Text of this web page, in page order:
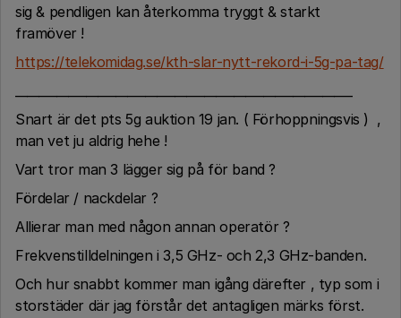
sig & pendligen kan återkomma tryggt & starkt
framöver !
https://telekomidag.se/kth-slar-nytt-rekord-i-5g-pa-tag/
Snart är det pts 5g auktion 19 jan. ( Förhoppningsvis ) ,
man vet ju aldrig hehe !
Vart tror man 3 lägger sig på för band ?
Fördelar / nackdelar ?
Allierar man med någon annan operatör ?
Frekvenstilldelningen i 3,5 GHz- och 2,3 GHz-banden.
Och hur snabbt kommer man igång därefter , typ som i
storstäder där jag förstår det antagligen märks först.